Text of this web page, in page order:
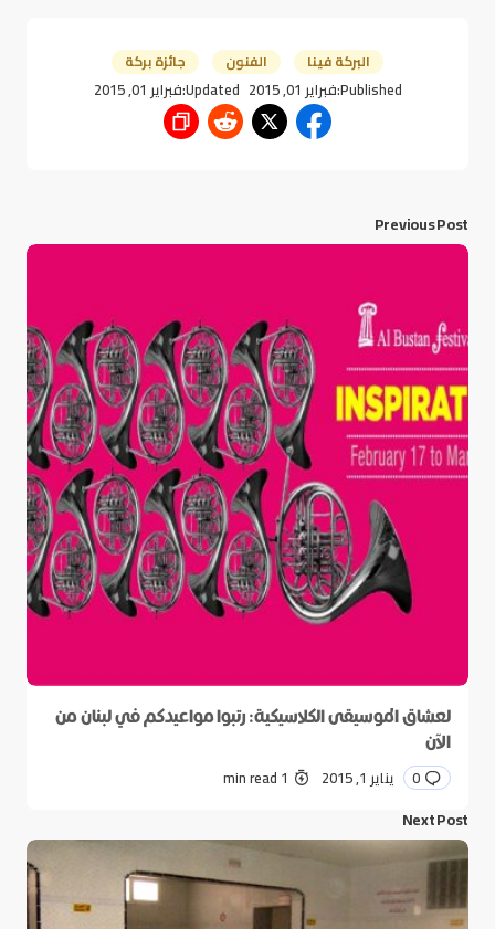
البركة فينا الفنون جائزة بركة
Published:فبراير 01, 2015 Updated:فبراير 01, 2015
Previous Post
لعشاق الموسيقى الكلاسيكية: رتبوا مواعيدكم في لبنان من
الآن
0 يناير 1, 2015 1 min read
Next Post